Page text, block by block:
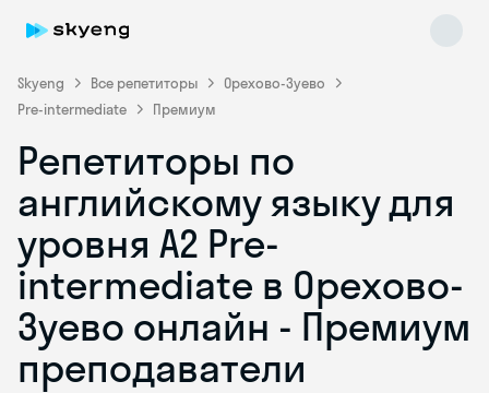
Skyeng Все репетиторы
Орехово-Зуево
Pre-intermediate
Премиум
Репетиторы по
английскому языку для
уровня A2 Pre-
intermediate в Орехово-
Зуево онлайн - Премиум
преподаватели
Skyeng Chat